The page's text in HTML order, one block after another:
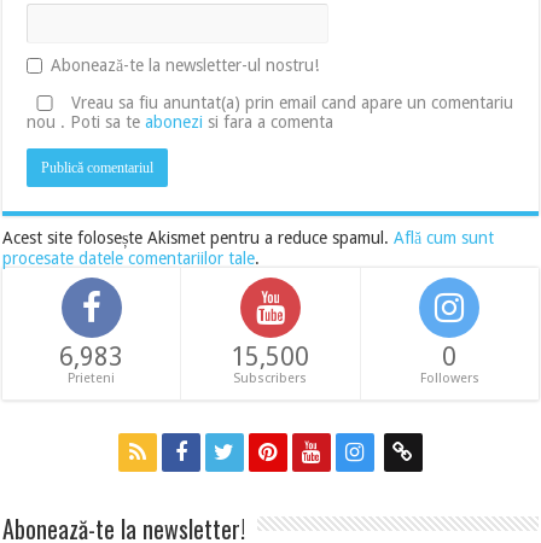
Abonează-te la newsletter-ul nostru!
Vreau sa fiu anuntat(a) prin email cand apare un comentariu
nou . Poti sa teabonezi si fara a comenta
Acest site folosește Akismet pentru a reduce spamul.Află cum sunt
procesate datele comentariilor tale.
6,983
Prieteni
15,500
Subscribers
0
Followers
Abonează-te la newsletter!